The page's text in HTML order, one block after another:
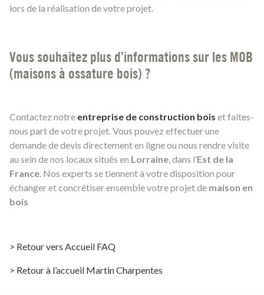
lors de la réalisation de votre projet.
Vous souhaitez plus d’informations sur les MOB
(maisons à ossature bois) ?
Contactez notre entreprise de construction bois et faites-
nous part de votre projet. Vous pouvez effectuer une
demande de devis directement en ligne ou nous rendre visite
au sein de nos locaux situés en Lorraine, dans l’Est de la
France. Nos experts se tiennent à votre disposition pour
échanger et concrétiser ensemble votre projet de maison en
bois
> Retour vers Accueil FAQ
> Retour à l’accueil Martin Charpentes